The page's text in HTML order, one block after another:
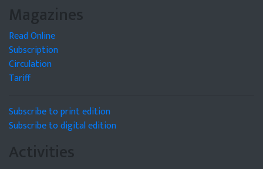
Magazines
Read Online
Subscription
Circulation
Tariff
Subscribe to print edition
Subscribe to digital edition
Activities